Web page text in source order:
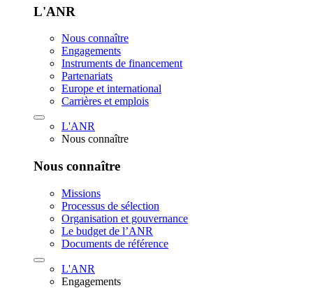
L'ANR
Nous connaître
Engagements
Instruments de financement
Partenariats
Europe et international
Carrières et emplois
L'ANR
Nous connaître
Nous connaître
Missions
Processus de sélection
Organisation et gouvernance
Le budget de l’ANR
Documents de référence
L'ANR
Engagements